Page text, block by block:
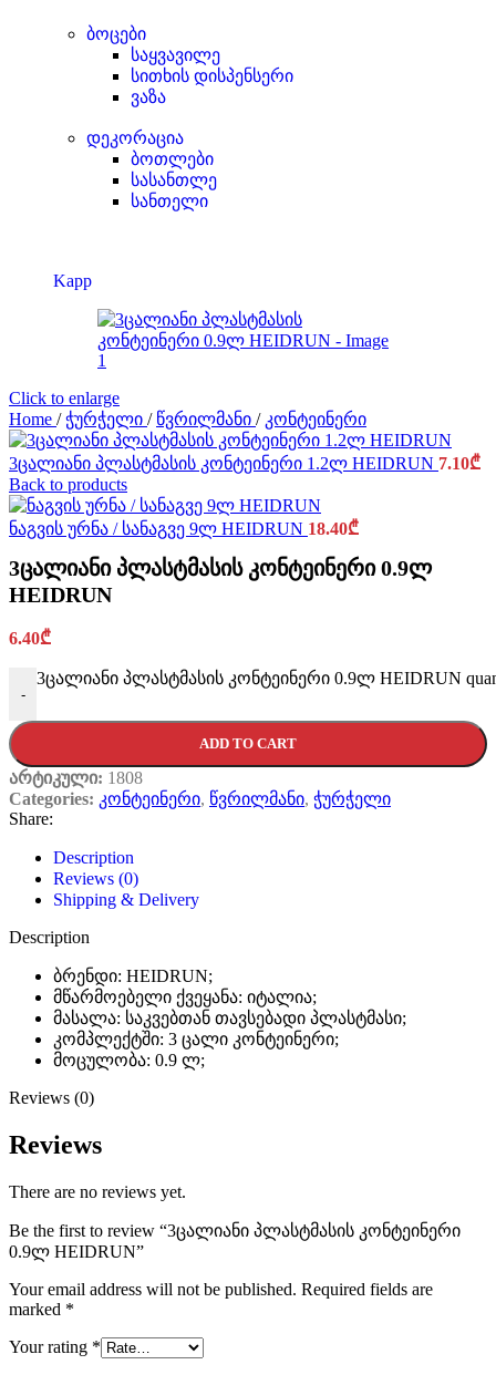
ბოცები
საყვავილე
სითხის დისპენსერი
ვაზა
დეკორაცია
ბოთლები
სასანთლე
სანთელი
Kapp
Click to enlarge
Home / ჭურჭელი / წვრილმანი / კონტეინერი
3ცალიანი პლასტმასის კონტეინერი 1.2ლ HEIDRUN 7.10₾
Back to products
ნაგვის ურნა / სანაგვე 9ლ HEIDRUN 18.40₾
3ცალიანი პლასტმასის კონტეინერი 0.9ლ
HEIDRUN
6.40₾
-
3ცალიანი პლასტმასის კონტეინერი 0.9ლ HEIDRUN
ADD TO CART
არტიკული: 1808
Categories: კონტეინერი, წვრილმანი, ჭურჭელი
Share:
Description
Reviews (0)
Shipping & Delivery
Description
ბრენდი: HEIDRUN;
მწარმოებელი ქვეყანა: იტალია;
მასალა: საკვებთან თავსებადი პლასტმასი;
კომპლექტში: 3 ცალი კონტეინერი;
მოცულობა: 0.9 ლ;
Reviews (0)
Reviews
There are no reviews yet.
Be the first to review “3ცალიანი პლასტმასის კონტეინერი
0.9ლ HEIDRUN”
Your email address will not be published. Required fields are
marked *
Your rating *